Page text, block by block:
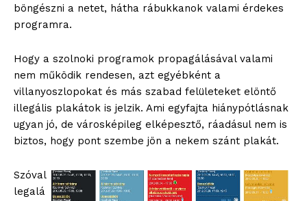
böngészni a netet, hátha rábukkanok valami érdekes
programra.
Hogy a szolnoki programok propagálásával valami
nem működik rendesen, azt egyébként a
villanyoszlopokat és más szabad felületeket elöntő
illegális plakátok is jelzik. Ami egyfajta hiánypótlásnak
ugyan jó, de városképileg elképesztő, ráadásul nem is
biztos, hogy pont szembe jön a nekem szánt plakát.
Szóval
legalá